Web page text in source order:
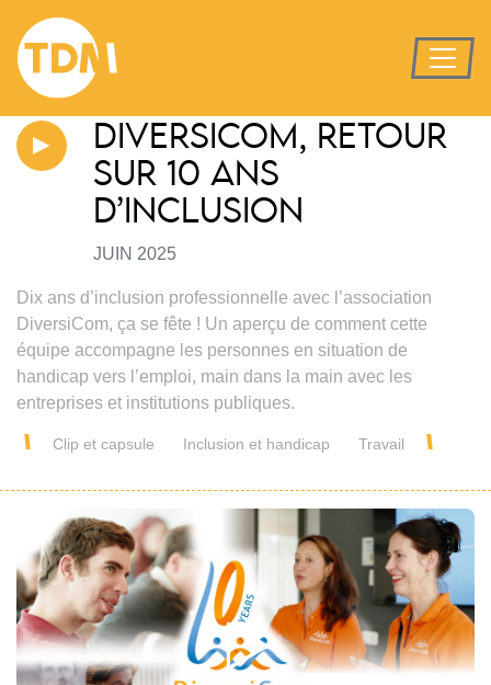
DIVERSICOM, RETOUR
SUR 10 ANS
D’INCLUSION
JUIN 2025
Dix ans d’inclusion professionnelle avec l’association
DiversiCom, ça se fête ! Un aperçu de comment cette
équipe accompagne les personnes en situation de
handicap vers l’emploi, main dans la main avec les
entreprises et institutions publiques.
Clip et capsule Inclusion et handicap Travail